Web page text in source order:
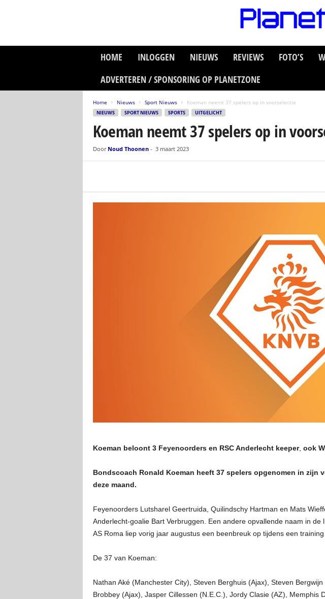
HOME INLOGGEN NIEUWS REVIEWS FOTO’S
ADVERTEREN / SPONSORING OP PLANETZONE
Home Nieuws Sport Nieuws Koeman neemt 37 spelers op in voorselectie
NIEUWS SPORT NIEUWS SPORTS UITGELICHT
Koeman neemt 37 spelers op in
Door Noud Thoonen- 3 maart 2023
Koeman beloont 3 Feyenoorders en RSC Anderlecht keeper, ook
Bondscoach Ronald Koeman heeft 37 spelers opgenomen in
deze maand.
Feyenoorders Lutsharel Geertruida, Quilindschy Hartman en Mats
Anderlecht-goalie Bart Verbruggen. Een andere opvallende naam in
AS Roma liep vorig jaar augustus een beenbreuk op tijdens een training
De 37 van Koeman:
Nathan Aké (Manchester City), Steven Berghuis (Ajax), Steven
Brobbey (Ajax), Jasper Cillessen (N.E.C.), Jordy Clasie (AZ),